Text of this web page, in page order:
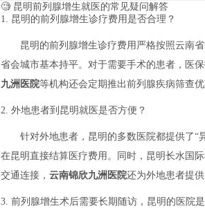
🧐 昆明前列腺增生就医的常见疑问解答
1. 昆明的前列腺增生诊疗费用是否合理？
昆明的前列腺增生诊疗费用严格按照云南
省会城市基本持平。对于需要手术的患者，医
九洲医院等机构还会定期推出前列腺疾病筛查
2. 外地患者到昆明就医是否方便？
针对外地患者，昆明的多数医院都提供了“
在昆明直接结算医疗费用。同时，昆明长水国
交通连接， 云南锦欣九洲医院还为外地患者提
3. 前列腺增生术后需要长期随访，昆明的医院